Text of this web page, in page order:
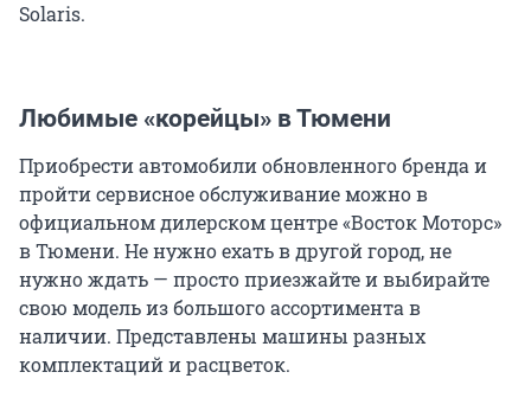
Solaris.
Любимые «корейцы» в Тюмени
Приобрести автомобили обновленного бренда и
пройти сервисное обслуживание можно в
официальном дилерском центре «Восток Моторс»
в Тюмени. Не нужно ехать в другой город, не
нужно ждать — просто приезжайте и выбирайте
свою модель из большого ассортимента в
наличии. Представлены машины разных
комплектаций и расцветок.